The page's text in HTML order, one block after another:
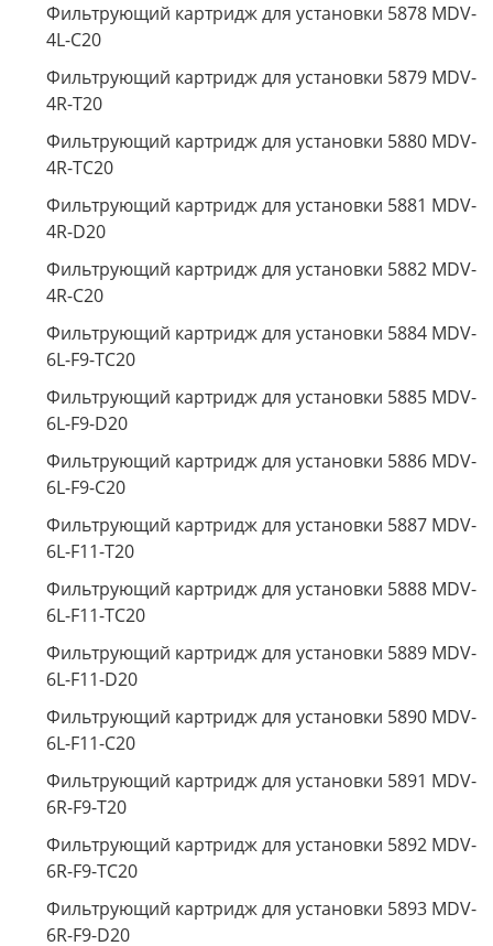
Фильтрующий картридж для установки 5878 MDV-
4L-C20
Фильтрующий картридж для установки 5879 MDV-
4R-T20
Фильтрующий картридж для установки 5880 MDV-
4R-TC20
Фильтрующий картридж для установки 5881 MDV-
4R-D20
Фильтрующий картридж для установки 5882 MDV-
4R-C20
Фильтрующий картридж для установки 5884 MDV-
6L-F9-TC20
Фильтрующий картридж для установки 5885 MDV-
6L-F9-D20
Фильтрующий картридж для установки 5886 MDV-
6L-F9-C20
Фильтрующий картридж для установки 5887 MDV-
6L-F11-T20
Фильтрующий картридж для установки 5888 MDV-
6L-F11-TC20
Фильтрующий картридж для установки 5889 MDV-
6L-F11-D20
Фильтрующий картридж для установки 5890 MDV-
6L-F11-C20
Фильтрующий картридж для установки 5891 MDV-
6R-F9-T20
Фильтрующий картридж для установки 5892 MDV-
6R-F9-TC20
Фильтрующий картридж для установки 5893 MDV-
6R-F9-D20